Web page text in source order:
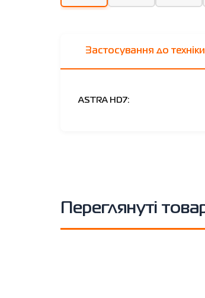
Застосування до техніки
ASTRA HD7:
Переглянуті